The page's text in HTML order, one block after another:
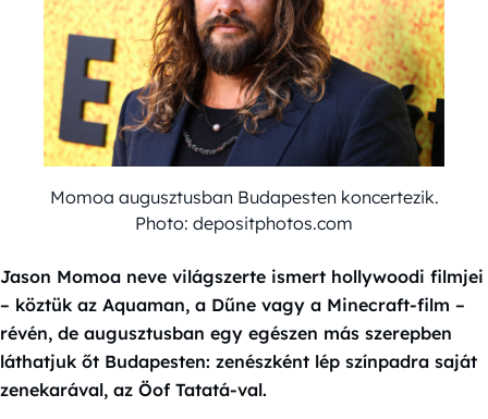
Momoa augusztusban Budapesten koncertezik.
Photo: depositphotos.com
Jason Momoa neve világszerte ismert hollywoodi filmjei
– köztük az Aquaman, a Dűne vagy a Minecraft-film –
révén, de augusztusban egy egészen más szerepben
láthatjuk őt Budapesten: zenészként lép színpadra saját
zenekarával, az Öof Tatatá-val.